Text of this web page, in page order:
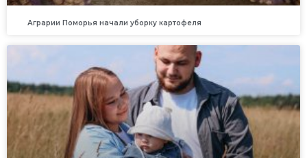
Аграрии Поморья начали уборку картофеля